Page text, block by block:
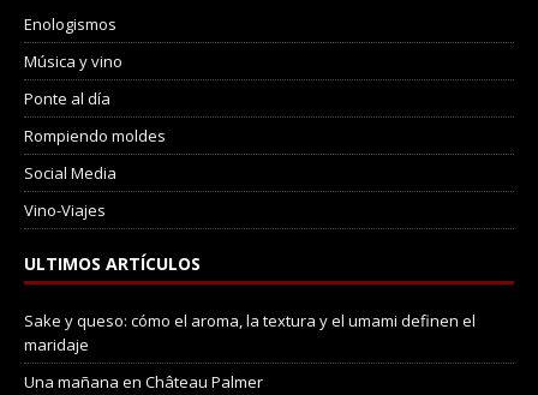
Enologismos
Música y vino
Ponte al día
Rompiendo moldes
Social Media
Vino-Viajes
ULTIMOS ARTÍCULOS
Sake y queso: cómo el aroma, la textura y el umami definen el
maridaje
Una mañana en Château Palmer